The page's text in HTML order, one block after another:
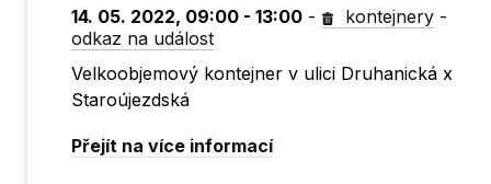
14. 05. 2022, 09:00 - 13:00 - kontejnery -
odkaz na událost
Velkoobjemový kontejner v ulici Druhanická x
Staroújezdská
Přejít na více informací